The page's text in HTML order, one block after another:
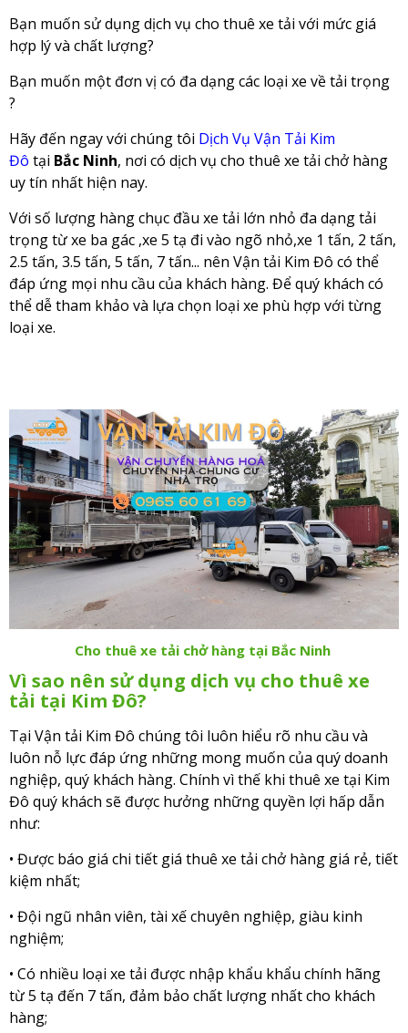
Bạn muốn sử dụng dịch vụ cho thuê xe tải với mức giá
hợp lý và chất lượng?
Bạn muốn một đơn vị có đa dạng các loại xe về tải trọng
?
Hãy đến ngay với chúng tôi Dịch Vụ Vận Tải Kim
Đô tại Bắc Ninh, nơi có dịch vụ cho thuê xe tải chở hàng
uy tín nhất hiện nay.
Với số lượng hàng chục đầu xe tải lớn nhỏ đa dạng tải
trọng từ xe ba gác ,xe 5 tạ đi vào ngõ nhỏ,xe 1 tấn, 2 tấn,
2.5 tấn, 3.5 tấn, 5 tấn, 7 tấn... nên Vận tải Kim Đô có thể
đáp ứng mọi nhu cầu của khách hàng. Để quý khách có
thể dễ tham khảo và lựa chọn loại xe phù hợp với từng
loại xe.
Cho thuê xe tải chở hàng tại Bắc Ninh
Vì sao nên sử dụng dịch vụ cho thuê xe
tải tại Kim Đô?
Tại Vận tải Kim Đô chúng tôi luôn hiểu rõ nhu cầu và
luôn nỗ lực đáp ứng những mong muốn của quý doanh
nghiệp, quý khách hàng. Chính vì thế khi thuê xe tại Kim
Đô quý khách sẽ được hưởng những quyền lợi hấp dẫn
như:
• Được báo giá chi tiết giá thuê xe tải chở hàng giá rẻ, tiết
kiệm nhất;
• Đội ngũ nhân viên, tài xế chuyên nghiệp, giàu kinh
nghiệm;
• Có nhiều loại xe tải được nhập khẩu khẩu chính hãng
từ 5 tạ đến 7 tấn, đảm bảo chất lượng nhất cho khách
hàng;